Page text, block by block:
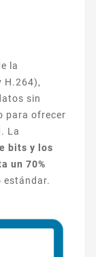
la
H.264),
sin
para ofrecer
La
bits y los
un 70%
estándar.